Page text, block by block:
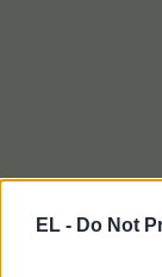
EL - Do Not